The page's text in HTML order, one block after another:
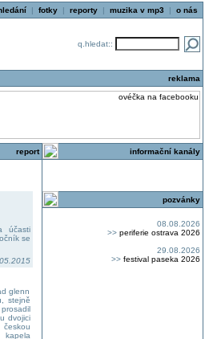
| fotky| reporty| muzika v mp3 | o nás
q.hledat::
reklama
report
účasti
se
glenn
stejně
dvojici
českou
kapela
informační kanály
pozvánky
08.08.2026
>> periferie ostrava 2026
29.08.2026
>> festival paseka 2026